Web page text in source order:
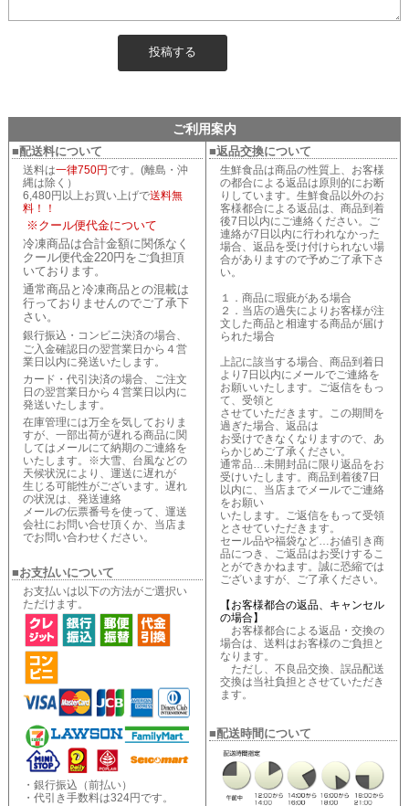
ご利用案内
■配送料について
送料は一律750円です。(離島・沖
縄は除く）
6,480円以上お買い上げで送料無
料！！
※クール便代金について
冷凍商品は合計金額に関係なく
クール便代金220円をご負担頂
いております。
通常商品と冷凍商品との混載は
行っておりませんのでご了承下
さい。
銀行振込・コンビニ決済の場合、
ご入金確認日の翌営業日から４営
業日以内に発送いたします。
カード・代引決済の場合、ご注文
日の翌営業日から４営業日以内に
発送いたします。
在庫管理には万全を気しておりま
すが、一部出荷が遅れる商品に関
してはメールにて納期のご連絡を
いたします。※大雪、台風などの
天候状況により、運送に遅れが
生じる可能性がございます。遅れ
の状況は、発送連絡
メールの伝票番号を使って、運送
会社にお問い合せ頂くか、当店ま
でお問い合わせください。
■お支払いについて
お支払いは以下の方法がご選択い
ただけます。
・銀行振込（前払い）
・代引き手数料は324円です。
■返品交換について
生鮮食品は商品の性質上、お客様
の都合による返品は原則的にお断
りしています。生鮮食品以外のお
客様都合による返品は、商品到着
後7日以内にご連絡ください。ご
連絡が7日以内に行われなかった
場合、返品を受け付けられない場
合がありますので予めご了承下さ
い。
１．商品に瑕疵がある場合
２．当店の過失によりお客様が注
文した商品と相違する商品が届け
られた場合
上記に該当する場合、商品到着日
より7日以内にメールでご連絡を
お願いいたします。ご返信をもっ
て、受領と
させていただきます。この期間を
過ぎた場合、返品は
お受けできなくなりますので、あ
らかじめご了承ください。
通常品…未開封品に限り返品をお
受けいたします。商品到着後7日
以内に、当店までメールでご連絡
をお願い
いたします。ご返信をもって受領
とさせていただきます。
セール品や福袋など…お値引き商
品につき、ご返品はお受けするこ
とができかねます。誠に恐縮では
ございますが、ご了承ください。
【お客様都合の返品、キャンセル
の場合】
お客様都合による返品・交換の
場合は、送料はお客様のご負担と
なります。
ただし、不良品交換、誤品配送
交換は当社負担とさせていただき
ます。
■配送時間について